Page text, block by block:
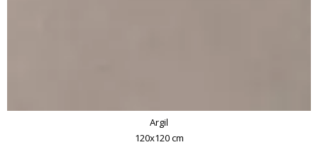
Argil
120x120 cm